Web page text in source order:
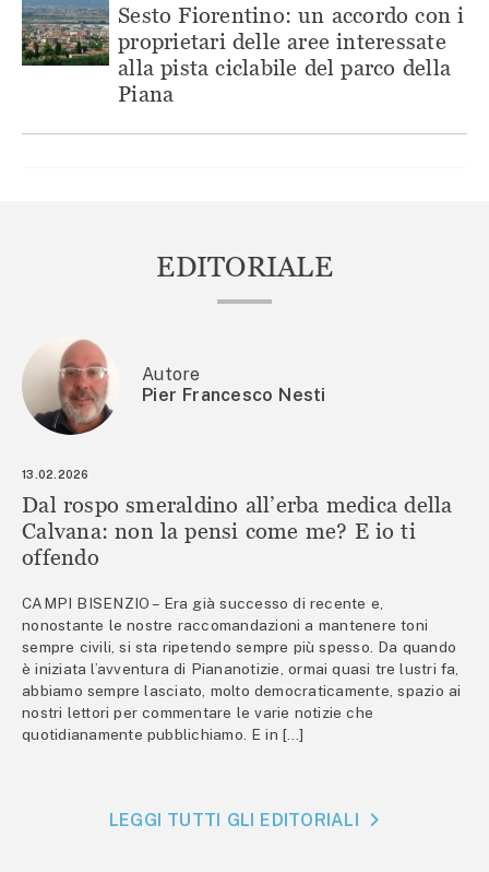
Sesto Fiorentino: un accordo con i
proprietari delle aree interessate
alla pista ciclabile del parco della
Piana
EDITORIALE
Autore
Pier Francesco Nesti
13.02.2026
Dal rospo smeraldino all’erba medica della
Calvana: non la pensi come me? E io ti
offendo
CAMPI BISENZIO – Era già successo di recente e,
nonostante le nostre raccomandazioni a mantenere toni
sempre civili, si sta ripetendo sempre più spesso. Da quando
è iniziata l’avventura di Piananotizie, ormai quasi tre lustri fa,
abbiamo sempre lasciato, molto democraticamente, spazio ai
nostri lettori per commentare le varie notizie che
quotidianamente pubblichiamo. E in […]
LEGGI TUTTI GLI EDITORIALI